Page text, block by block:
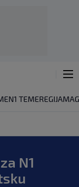
N1 TEMEREGIJA
N1